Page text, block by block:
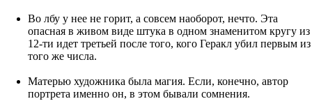
Во лбу у нее не горит, а совсем наоборот, нечто. Эта
опасная в живом виде штука в одном знаменитом кругу из
12-ти идет третьей после того, кого Геракл убил первым из
того же числа.
Матерью художника была магия. Если, конечно, автор
портрета именно он, в этом бывали сомнения.